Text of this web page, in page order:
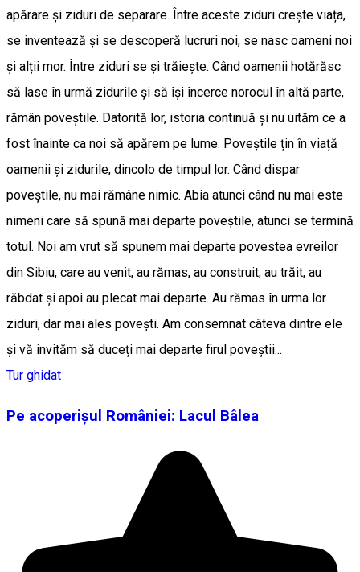
apărare și ziduri de separare. Între aceste ziduri crește viața,
se inventează și se descoperă lucruri noi, se nasc oameni noi
și alții mor. Între ziduri se și trăiește. Când oamenii hotărăsc
să lase în urmă zidurile și să își încerce norocul în altă parte,
rămân poveștile. Datorită lor, istoria continuă și nu uităm ce a
fost înainte ca noi să apărem pe lume. Poveștile țin în viață
oamenii și zidurile, dincolo de timpul lor. Când dispar
poveștile, nu mai rămâne nimic. Abia atunci când nu mai este
nimeni care să spună mai departe poveștile, atunci se termină
totul. Noi am vrut să spunem mai departe povestea evreilor
din Sibiu, care au venit, au rămas, au construit, au trăit, au
răbdat și apoi au plecat mai departe. Au rămas în urma lor
ziduri, dar mai ales povești. Am consemnat câteva dintre ele
și vă invităm să duceți mai departe firul poveștii...
Tur ghidat
Pe acoperișul României: Lacul Bâlea